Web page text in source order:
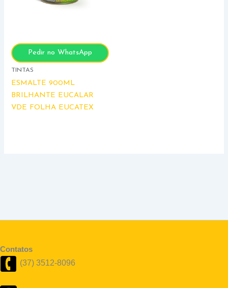
Pedir no WhatsApp
TINTAS
ESMALTE 900ML
BRILHANTE EUCALAR
VDE FOLHA EUCATEX
Contatos
(37) 3512-8096